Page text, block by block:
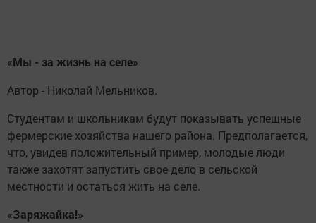
«Мы - за жизнь на селе»
Автор - Николай Мельников.
Студентам и школьникам будут показывать успешные
фермерские хозяйства нашего района. Предполагается,
что, увидев положительный пример, молодые люди
также захотят запустить свое дело в сельской
местности и остаться жить на селе.
«Заряжайка!»